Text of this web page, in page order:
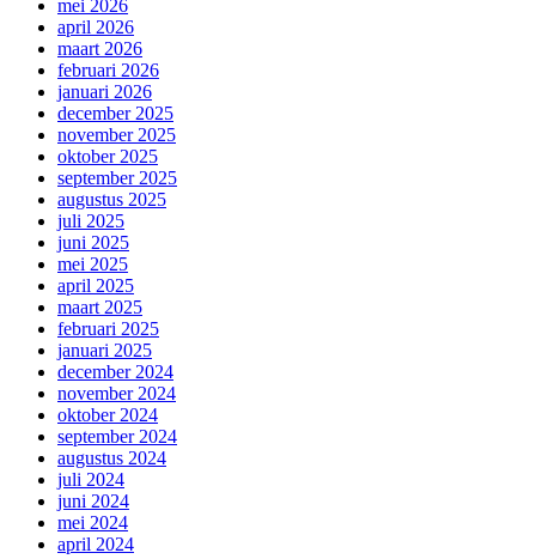
mei 2026
april 2026
maart 2026
februari 2026
januari 2026
december 2025
november 2025
oktober 2025
september 2025
augustus 2025
juli 2025
juni 2025
mei 2025
april 2025
maart 2025
februari 2025
januari 2025
december 2024
november 2024
oktober 2024
september 2024
augustus 2024
juli 2024
juni 2024
mei 2024
april 2024